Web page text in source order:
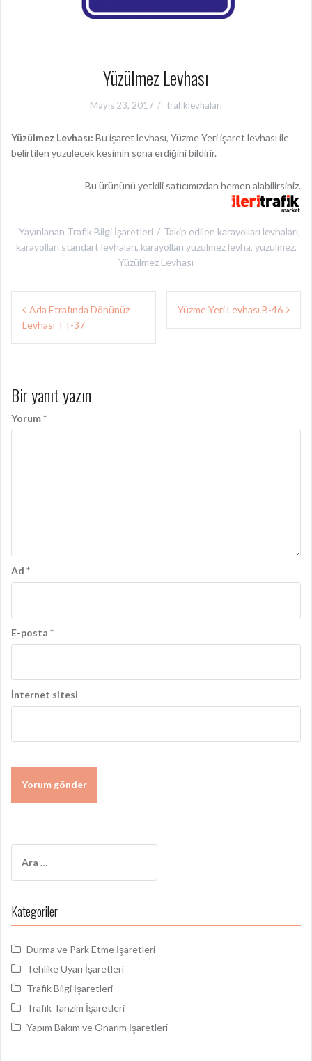
Yüzülmez Levhası
Mayıs 23, 2017 trafiklevhalari
Yüzülmez Levhası: Bu işaret levhası, Yüzme Yeri işaret levhası ile
belirtilen yüzülecek kesimin sona erdiğini bildirir.
Bu ürününü yetkili satıcımızdan hemen alabilirsiniz.
Yayınlanan Trafik Bilgi İşaretleri Takip edilen karayolları levhaları,
karayolları standart levhaları, karayolları yüzülmez levha, yüzülmez,
Yüzülmez Levhası
Yazı
gezinmesi
Ada Etrafında Dönünüz
Levhası TT-37
Yüzme Yeri Levhası B-46
Bir yanıt yazın
Yorum*
Ad *
E-posta *
İnternet sitesi
Kategoriler
Durma ve Park Etme İşaretleri
Tehlike Uyarı İşaretleri
Trafik Bilgi İşaretleri
Trafik Tanzim İşaretleri
Yapım Bakım ve Onarım İşaretleri